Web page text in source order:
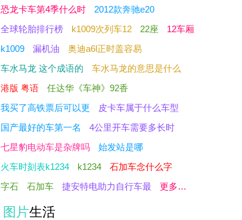
恐龙卡车第4季什么时
2012款奔驰e20
全球轮胎排行榜
k1009次列车12 22座
12车厢
k1009
漏机油
奥迪a6l正时盖容易
车水马龙 这个成语的
车水马龙的意思是什么
港版 粤语
任达华《车神》92香
我买了高铁票后可以更
皮卡车属于什么车型
国产最好的车第一名
4公里开车需要多长时
七星豹电动车是杂牌吗
始发站是哪
火车时刻表k1234
k1234
石加车念什么字
字石
石加车 捷安特电助力自行车最 更多…
图片生活